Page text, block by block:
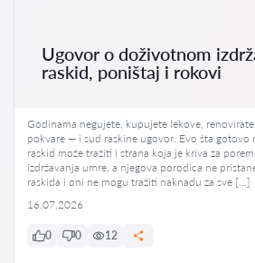
Ugovor o doživotnom
raskid, poništaj i rokovi
Godinama negujete, kupujete lekove,
pokvare — i sud raskine ugovor. Evo šta gotovo
raskid može tražiti i strana koja je kriva za
izdržavanja umre, a njegova porodica ne
raskida i oni ne mogu tražiti naknadu za sve […]
16.07.2026
0 0 12